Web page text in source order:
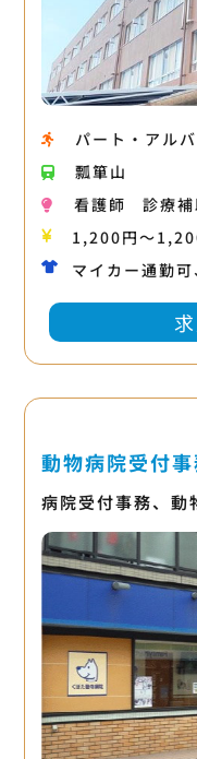
パート・アル
瓢箪山
看護師
診療補
1,200円〜
マイカー通勤
動物病院受付
病院受付事務、動